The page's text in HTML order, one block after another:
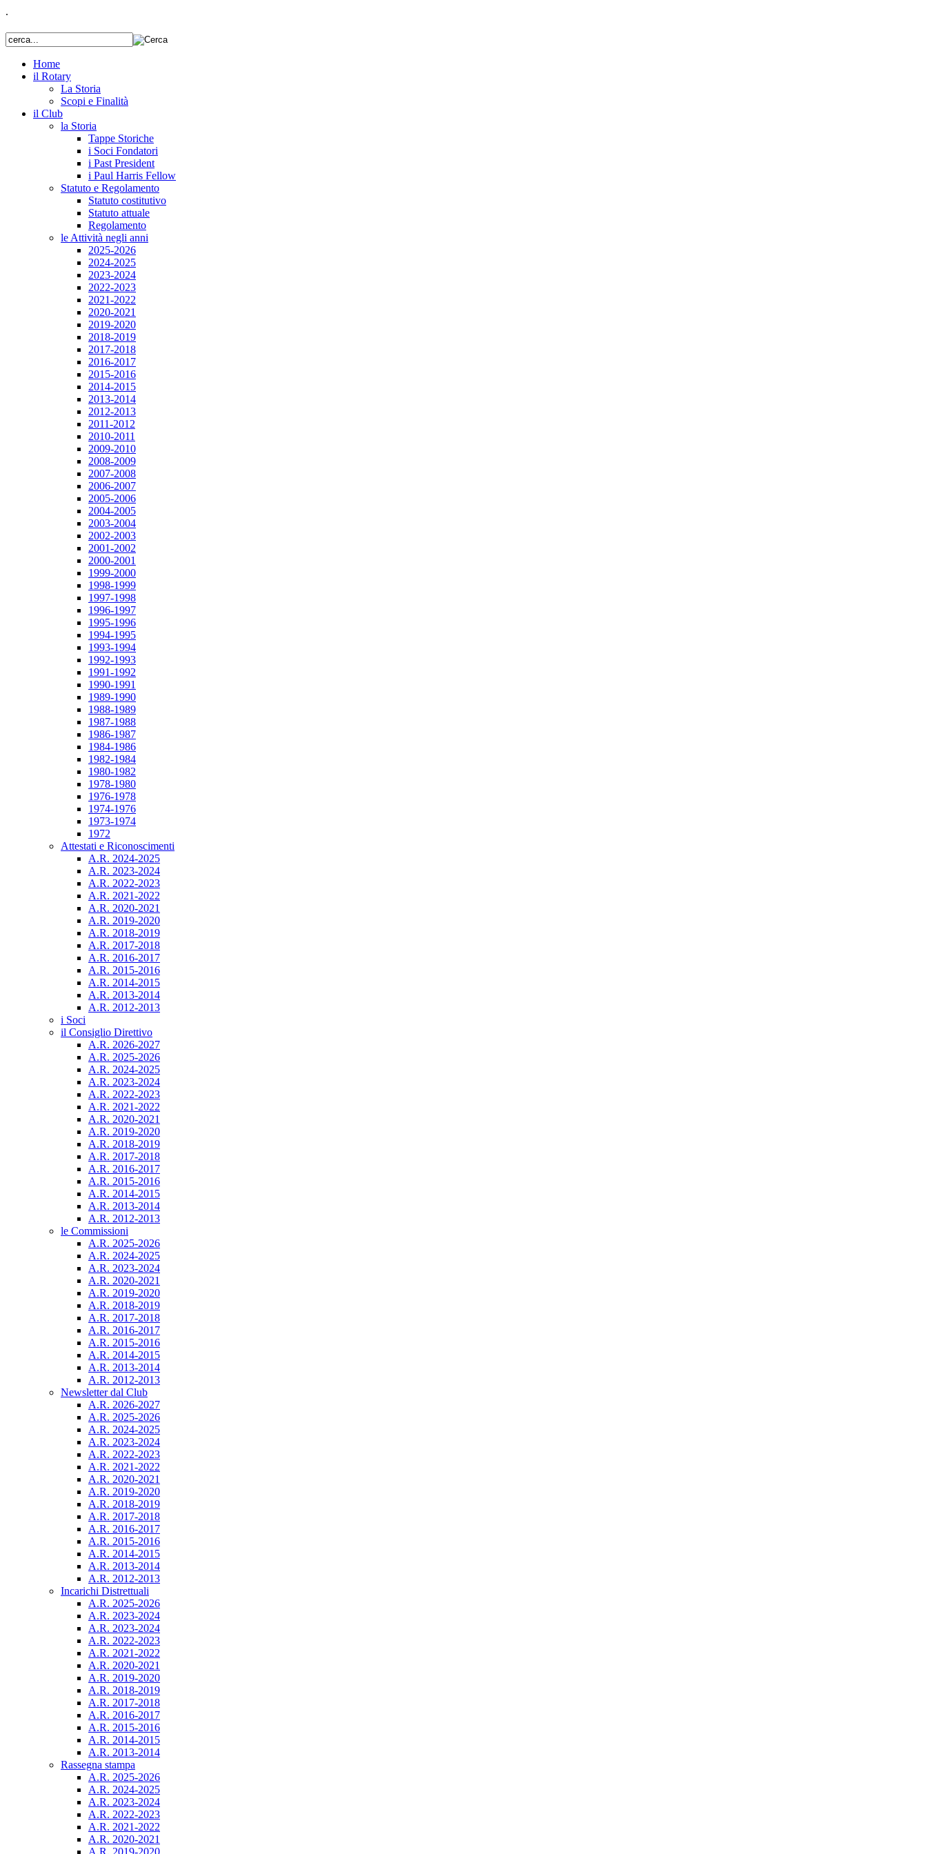
.
Home
il Rotary
La Storia
Scopi e Finalità
il Club
la Storia
Tappe Storiche
i Soci Fondatori
i Past President
i Paul Harris Fellow
Statuto e Regolamento
Statuto costitutivo
Statuto attuale
Regolamento
le Attività negli anni
2025-2026
2024-2025
2023-2024
2022-2023
2021-2022
2020-2021
2019-2020
2018-2019
2017-2018
2016-2017
2015-2016
2014-2015
2013-2014
2012-2013
2011-2012
2010-2011
2009-2010
2008-2009
2007-2008
2006-2007
2005-2006
2004-2005
2003-2004
2002-2003
2001-2002
2000-2001
1999-2000
1998-1999
1997-1998
1996-1997
1995-1996
1994-1995
1993-1994
1992-1993
1991-1992
1990-1991
1989-1990
1988-1989
1987-1988
1986-1987
1984-1986
1982-1984
1980-1982
1978-1980
1976-1978
1974-1976
1973-1974
1972
Attestati e Riconoscimenti
A.R. 2024-2025
A.R. 2023-2024
A.R. 2022-2023
A.R. 2021-2022
A.R. 2020-2021
A.R. 2019-2020
A.R. 2018-2019
A.R. 2017-2018
A.R. 2016-2017
A.R. 2015-2016
A.R. 2014-2015
A.R. 2013-2014
A.R. 2012-2013
i Soci
il Consiglio Direttivo
A.R. 2026-2027
A.R. 2025-2026
A.R. 2024-2025
A.R. 2023-2024
A.R. 2022-2023
A.R. 2021-2022
A.R. 2020-2021
A.R. 2019-2020
A.R. 2018-2019
A.R. 2017-2018
A.R. 2016-2017
A.R. 2015-2016
A.R. 2014-2015
A.R. 2013-2014
A.R. 2012-2013
le Commissioni
A.R. 2025-2026
A.R. 2024-2025
A.R. 2023-2024
A.R. 2020-2021
A.R. 2019-2020
A.R. 2018-2019
A.R. 2017-2018
A.R. 2016-2017
A.R. 2015-2016
A.R. 2014-2015
A.R. 2013-2014
A.R. 2012-2013
Newsletter dal Club
A.R. 2026-2027
A.R. 2025-2026
A.R. 2024-2025
A.R. 2023-2024
A.R. 2022-2023
A.R. 2021-2022
A.R. 2020-2021
A.R. 2019-2020
A.R. 2018-2019
A.R. 2017-2018
A.R. 2016-2017
A.R. 2015-2016
A.R. 2014-2015
A.R. 2013-2014
A.R. 2012-2013
Incarichi Distrettuali
A.R. 2025-2026
A.R. 2023-2024
A.R. 2023-2024
A.R. 2022-2023
A.R. 2021-2022
A.R. 2020-2021
A.R. 2019-2020
A.R. 2018-2019
A.R. 2017-2018
A.R. 2016-2017
A.R. 2015-2016
A.R. 2014-2015
A.R. 2013-2014
Rassegna stampa
A.R. 2025-2026
A.R. 2024-2025
A.R. 2023-2024
A.R. 2022-2023
A.R. 2021-2022
A.R. 2020-2021